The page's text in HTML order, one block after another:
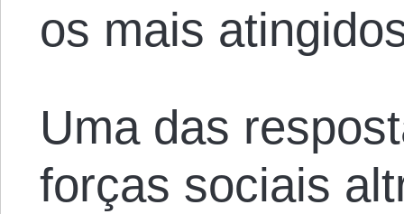
os mais
Uma das
forças sociais